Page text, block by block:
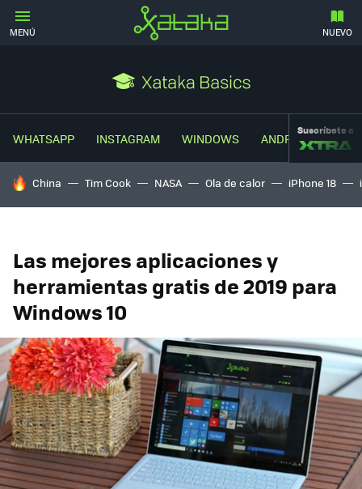
MENÚ NUEVO
WHATSAPP INSTAGRAM WINDOWS ANDROIDSuscríbete a
HOY SE HABLA DE
China Tim Cook NASA Ola de calor iPhone 18
Las mejores aplicaciones y
herramientas gratis de 2019 para
Windows 10